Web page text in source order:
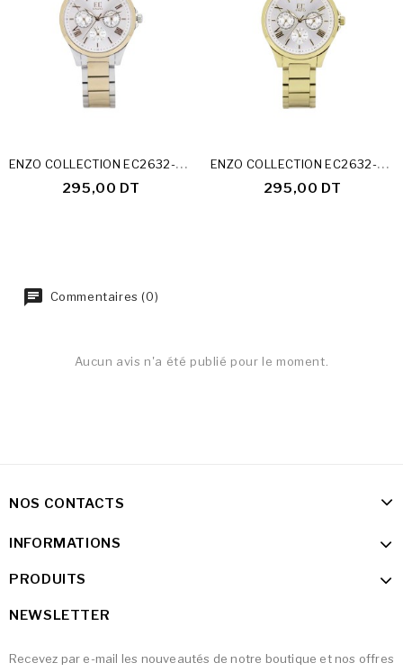
E
NZO COLLECTION EC2632-24-C
295,00 DT
E
NZO COLLECTION EC2632-24-E
295,00 DT
Commentaires (0)
Aucun avis n'a été publié pour le moment.
NOS CONTACTS
INFORMATIONS
PRODUITS
NEWSLETTER
Recevez par e-mail les nouveautés de notre boutique et nos offres